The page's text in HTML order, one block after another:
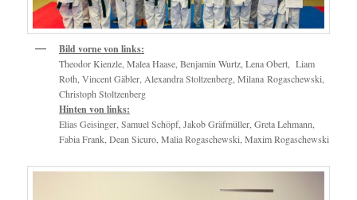
Bild vorne von links:
Theodor Kienzle, Malea Haase, Benjamin Wurtz, Lena Obert, Liam
Roth, Vincent Gäbler, Alexandra Stoltzenberg, Milana Rogaschewski,
Christoph Stoltzenberg
Hinten von links:
Elias Geisinger, Samuel Schöpf, Jakob Gräfmüller, Greta Lehmann,
Fabia Frank, Dean Sicuro, Malia Rogaschewski, Maxim Rogaschewski